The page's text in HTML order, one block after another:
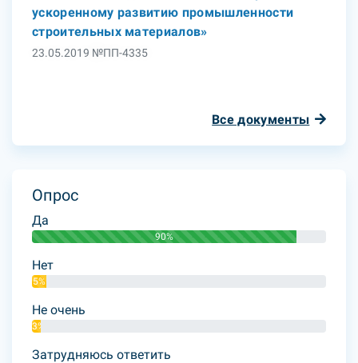
ускоренному развитию промышленности
строительных материалов»
23.05.2019 №ПП-4335
Все документы
Опрос
Да
90%
Нет
5%
Не очень
3%
Затрудняюсь ответить